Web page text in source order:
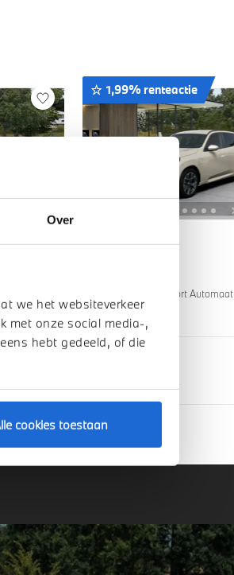
Over
we het websiteverkeer
met onze social media-,
hebt gedeeld, of die
cookies toestaan
1,99% renteactie
30e xDrive M Sport Automaat
2026